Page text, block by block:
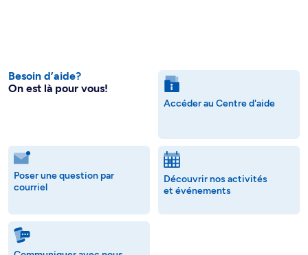
Besoin d’aide?
On est là pour vous!
Accéder au Centre d'aide
Poser une question par
courriel
Découvrir nos activités
et événements